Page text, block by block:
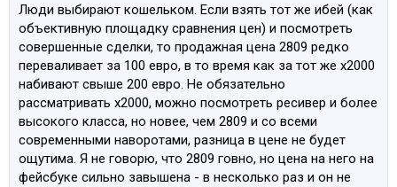
Люди выбирают кошельком. Если взять тот же ибей (как
объективную площадку сравнения цен) и посмотреть
совершенные сделки, то продажная цена 2809 редко
переваливает за 100 евро, в то время как за тот же х2000
набивают свыше 200 евро. Не обязательно
рассматривать х2000, можно посмотреть ресивер и более
высокого класса, но новее, чем 2809 и со всеми
современными наворотами, разница в цене не будет
ощутима. Я не говорю, что 2809 говно, но цена на него на
фейсбуке сильно завышена - в несколько раз и он не